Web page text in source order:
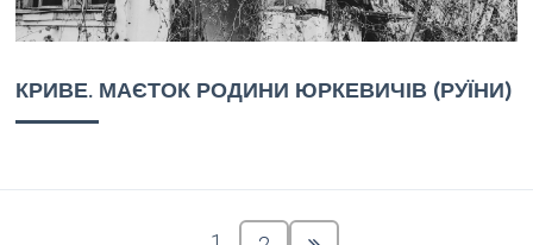
КРИВЕ. МАЄТОК РОДИНИ ЮРКЕВИЧІВ (РУЇНИ)